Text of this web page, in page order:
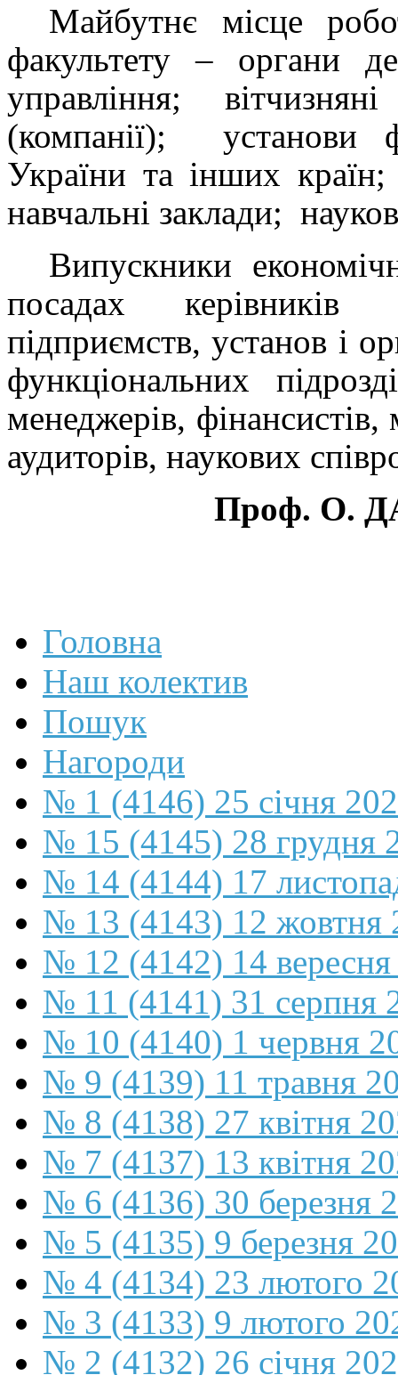
Майбутнє місце
факультету – органи
управління;
(компанії); установи
України та інших
навчальні заклади;
Випускники
посадах керівників
підприємств, установ і
функціональних
менеджерів, фінансистів,
аудиторів, наукових
Проф. О.
Головна
Наш колектив
Пошук
Нагороди
№ 1 (4146) 25 січня
№ 15 (4145) 28 грудня
№ 14 (4144) 17
№ 13 (4143) 12 жовтня
№ 12 (4142) 14
№ 11 (4141) 31 серпня
№ 10 (4140) 1 червня
№ 9 (4139) 11 травня
№ 8 (4138) 27 квітня
№ 7 (4137) 13 квітня
№ 6 (4136) 30 березня
№ 5 (4135) 9 березня
№ 4 (4134) 23 лютого
№ 3 (4133) 9 лютого
№ 2 (4132) 26 січня